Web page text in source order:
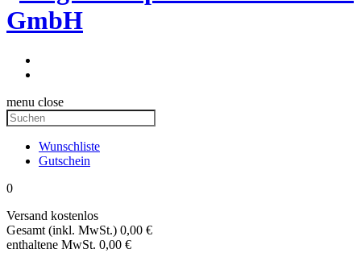
menu close
Wunschliste
Gutschein
0
Versand kostenlos
Gesamt (inkl. MwSt.) 0,00 €
enthaltene MwSt. 0,00 €